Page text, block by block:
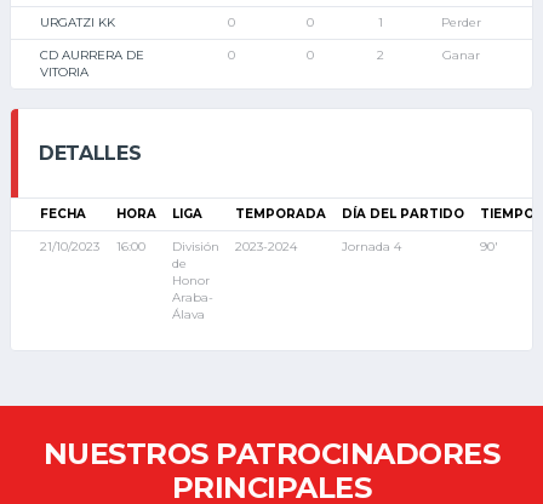
URGATZI KK 0 0 1 Perder
CD AURRERA DE
VITORIA
0 0 2 Ganar
DETALLES
FECHA HORA LIGA TEMPORADA DÍA DEL PARTIDO TIEMPO
21/10/2023 16:00
División
de
Honor
Araba-
Álava
2023-2024 Jornada 4 90'
NUESTROS PATROCINADORES
PRINCIPALES